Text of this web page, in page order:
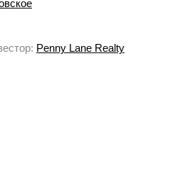
Penny Lane Realty